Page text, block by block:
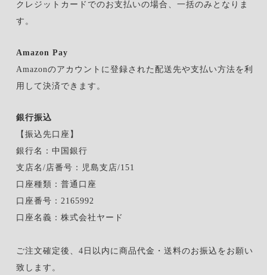
クレジットカードでのお支払いの場合、一括のみとなりま
す。
Amazon Pay
Amazonのアカウントに登録された配送先や支払い方法を利
用して決済できます。
銀行振込
【振込先口座】
銀行名：中国銀行
支店名/店番号：児島支店/151
口座種類：普通口座
口座番号：2165992
口座名義：株式会社ヤード
ご注文確定後、4日以内に商品代金・送料のお振込をお願い
致します。